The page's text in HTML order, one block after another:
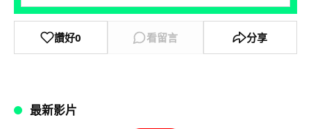
讚好0 看留言 分享
最新影片